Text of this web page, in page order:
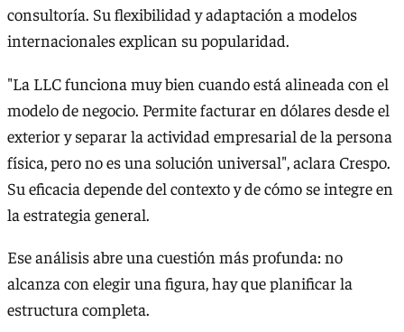
consultoría. Su flexibilidad y adaptación a modelos
internacionales explican su popularidad.
"La LLC funciona muy bien cuando está alineada con el
modelo de negocio. Permite facturar en dólares desde el
exterior y separar la actividad empresarial de la persona
física, pero no es una solución universal", aclara Crespo.
Su eficacia depende del contexto y de cómo se integre en
la estrategia general.
Ese análisis abre una cuestión más profunda: no
alcanza con elegir una figura, hay que planificar la
estructura completa.